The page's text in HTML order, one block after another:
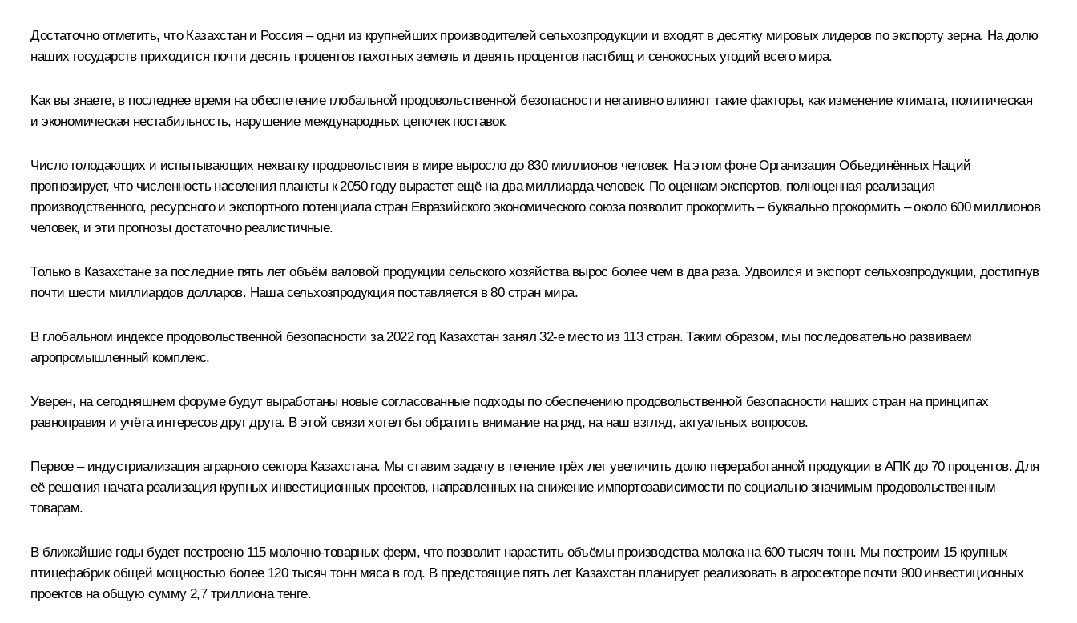
Достаточно отметить, что Казахстан и Россия – одни из крупнейших производителей сельхозпродукции и входят в десятку мировых лидеров по экспорту зерна. На долю
наших государств приходится почти десять процентов пахотных земель и девять процентов пастбищ и сенокосных угодий всего мира.
Как вы знаете, в последнее время на обеспечение глобальной продовольственной безопасности негативно влияют такие факторы, как изменение климата, политическая
и экономическая нестабильность, нарушение международных цепочек поставок.
Число голодающих и испытывающих нехватку продовольствия в мире выросло до 830 миллионов человек. На этом фоне Организация Объединённых Наций
прогнозирует, что численность населения планеты к 2050 году вырастет ещё на два миллиарда человек. По оценкам экспертов, полноценная реализация
производственного, ресурсного и экспортного потенциала стран Евразийского экономического союза позволит прокормить – буквально прокормить – около 600 миллионов
человек, и эти прогнозы достаточно реалистичные.
Только в Казахстане за последние пять лет объём валовой продукции сельского хозяйства вырос более чем в два раза. Удвоился и экспорт сельхозпродукции, достигнув
почти шести миллиардов долларов. Наша сельхозпродукция поставляется в 80 стран мира.
В глобальном индексе продовольственной безопасности за 2022 год Казахстан занял 32-е место из 113 стран. Таким образом, мы последовательно развиваем
агропромышленный комплекс.
Уверен, на сегодняшнем форуме будут выработаны новые согласованные подходы по обеспечению продовольственной безопасности наших стран на принципах
равноправия и учёта интересов друг друга. В этой связи хотел бы обратить внимание на ряд, на наш взгляд, актуальных вопросов.
Первое – индустриализация аграрного сектора Казахстана. Мы ставим задачу в течение трёх лет увеличить долю переработанной продукции в АПК до 70 процентов. Для
её решения начата реализация крупных инвестиционных проектов, направленных на снижение импортозависимости по социально значимым продовольственным
товарам.
В ближайшие годы будет построено 115 молочно-товарных ферм, что позволит нарастить объёмы производства молока на 600 тысяч тонн. Мы построим 15 крупных
птицефабрик общей мощностью более 120 тысяч тонн мяса в год. В предстоящие пять лет Казахстан планирует реализовать в агросекторе почти 900 инвестиционных
проектов на общую сумму 2,7 триллиона тенге.